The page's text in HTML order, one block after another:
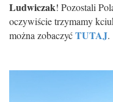
Ludwiczak! Pozostali
oczywiście trzymamy
można zobaczyćTUTAJ.